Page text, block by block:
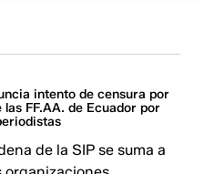
intento de censura por
las FF.AA. de Ecuador por
de la SIP se suma a